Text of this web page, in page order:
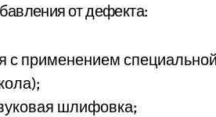
от дефекта:
с применением
шлифовка;